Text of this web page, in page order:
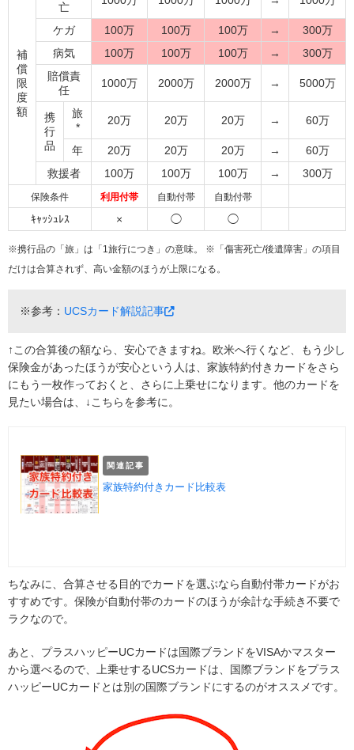
補
償
限
度
額
亡
ケガ 100万 100万 100万 →
300万
病気
100万 100万 100万 →
300万
賠償責
任
1000万 2000万 2000万 → 5000万
携
行
品
旅
*
20万 20万 20万 → 60万
年 20万 20万 20万 →
60万
救援者
100万 100万 100万 → 300万
保険条件 利用付帯 自動付帯 自動付帯
ｷｬｯｼｭﾚｽ × ◯ ◯
※携行品の「旅」は「1旅行につき」の意味。 ※「傷害死亡/後遺障害」の項目
だけは合算されず、高い金額のほうが上限になる。
※参考： UCSカード解説記事
↑この合算後の額なら、安心できますね。欧米へ行くなど、もう少し
保険金があったほうが安心という人は、家族特約付きカードをさら
にもう一枚作っておくと、さらに上乗せになります。他のカードを
見たい場合は、↓こちらを参考に。
関連記事
家族特約付きカード比較表
ちなみに、合算させる目的でカードを選ぶなら自動付帯カードがお
すすめです。保険が自動付帯のカードのほうが余計な手続き不要で
ラクなので。
あと、プラスハッピーUCカードは国際ブランドをVISAかマスター
から選べるので、上乗せするUCSカードは、国際ブランドをプラス
ハッピーUCカードとは別の国際ブランドにするのがオススメです。